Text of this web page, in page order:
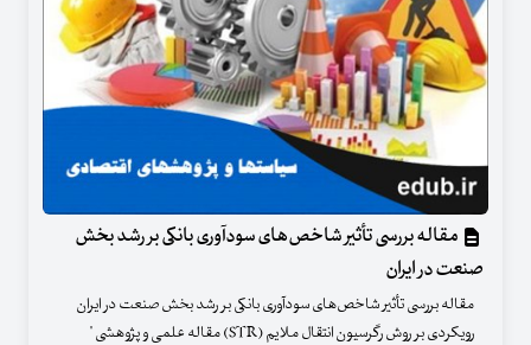
مقاله بررسی تأثیر شاخص‌های سودآوری بانکی بر رشد بخش
صنعت در ایران
مقاله بررسی تأثیر شاخص‌های سودآوری بانکی بر رشد بخش صنعت در ایران
رویکردی بر روش رگرسیون انتقال ملایم (STR) مقاله علمی و پژوهشی "